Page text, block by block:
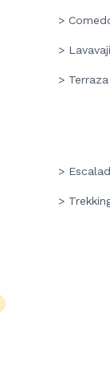
>
>
> Terraza
>
>